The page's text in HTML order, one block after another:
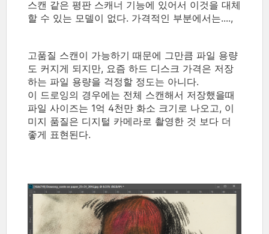
스캔 같은 평판 스캐너 기능에 있어서 이것을 대체
할 수 있는 모델이 없다. 가격적인 부분에서는....,
고품질 스캔이 가능하기 때문에 그만큼 파일 용량
도 커지게 되지만, 요즘 하드 디스크 가격은 저장
하는 파일 용량을 걱정할 정도는 아니다.
이 드로잉의 경우에는 전체 스캔해서 저장했을때
파일 사이즈는 1억 4천만 화소 크기로 나오고, 이
미지 품질은 디지털 카메라로 촬영한 것 보다 더
좋게 표현된다.